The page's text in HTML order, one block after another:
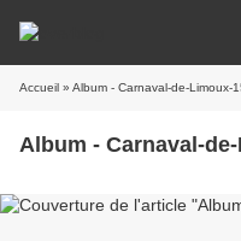
Accueil » Album - Carnaval-de-Limoux-
Album - Carnaval-